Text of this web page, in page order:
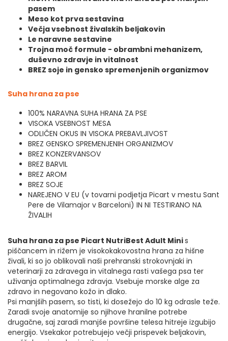
pasem
Meso kot prva sestavina
Večja vsebnost živalskih beljakovin
Le naravne sestavine
Trojna moč formule - obrambni mehanizem,
duševno zdravje in vitalnost
BREZ soje in gensko spremenjenih organizmov
Suha hrana za pse
100% NARAVNA SUHA HRANA ZA PSE
VISOKA VSEBNOST MESA
ODLIČEN OKUS IN VISOKA PREBAVLJIVOST
BREZ GENSKO SPREMENJENIH ORGANIZMOV
BREZ KONZERVANSOV
BREZ BARVIL
BREZ AROM
BREZ SOJE
NAREJENO V EU (v tovarni podjetja Picart v mestu Sant
Pere de Vilamajor v Barceloni) IN NI TESTIRANO NA
ŽIVALIH
Suha hrana za pse Picart NutriBest Adult Minis
piščancem in rižem je visokokakovostna hrana za hišne
živali, ki so jo oblikovali naši prehranski strokovnjaki in
veterinarji za zdravega in vitalnega rasti vašega psa ter
uživanja optimalnega zdravja. Vsebuje morske alge za
zdravo in negovano kožo in dlako.
Psi manjših pasem, so tisti, ki dosežejo do 10 kg odrasle teže.
Zaradi svoje anatomije so njihove hranilne potrebe
drugačne, saj zaradi manjše površine telesa hitreje izgubijo
energijo. Vsekakor potrebujejo večji prispevek beljakovin,